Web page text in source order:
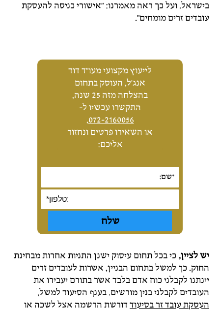
בישראל. ועל כך ראה מאמרנו: "אישורי כניסה להעסקת
עובדים זרים מומחים".
לייעוץ מקצועי מעו"ד דוד
אנג'ל, העוסק בתחום
בהצלחה מזה 25 שנה,
התקשרו עכשיו ל-
072-2160056
,
או השאירו פרטים ונחזור
אליכם:
יש לציין, כי בכל תחום עיסוק ישנן התניות אחרות מבחינת
החוק. כך למשל בתחום הבניין, אשרות לעובדים זרים
יינתנו לקבלני כוח אדם בלבד אשר בתורם יעבירו את
העובדים לקבלני בנין מורשים. בענף הסיעוד למשל,
העסקת עובד זר בסיעוד דורשת הרשמה אצל לשכה או